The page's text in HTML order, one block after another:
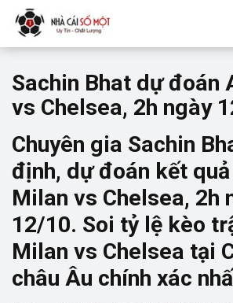
Sachin Bhat dự đoán
vs Chelsea, 2h ngày
Chuyên gia Sachin
định, dự đoán kết
Milan vs Chelsea, 2h
12/10. Soi tỷ lệ kèo
Milan vs Chelsea tại
châu Âu chính xác